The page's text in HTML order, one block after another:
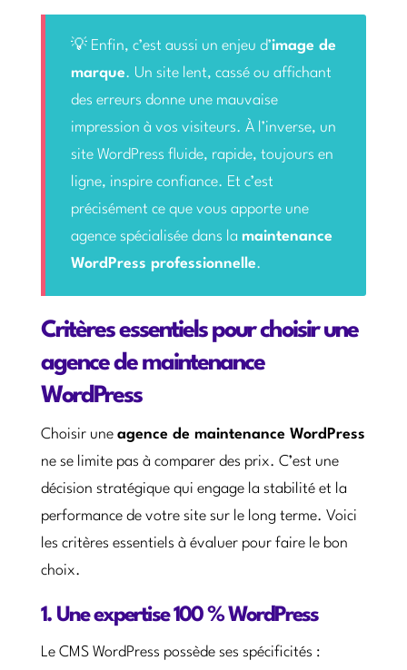
💡 Enfin, c’est aussi un enjeu d’image de
marque. Un site lent, cassé ou affichant
des erreurs donne une mauvaise
impression à vos visiteurs. À l’inverse, un
site WordPress fluide, rapide, toujours en
ligne, inspire confiance. Et c’est
précisément ce que vous apporte une
agence spécialisée dans la maintenance
WordPress professionnelle.
Critères essentiels pour choisir une
agence de maintenance
WordPress
Choisir une agence de maintenance WordPress
ne se limite pas à comparer des prix. C’est une
décision stratégique qui engage la stabilité et la
performance de votre site sur le long terme. Voici
les critères essentiels à évaluer pour faire le bon
choix.
1. Une expertise 100 % WordPress
Le CMS WordPress possède ses spécificités :